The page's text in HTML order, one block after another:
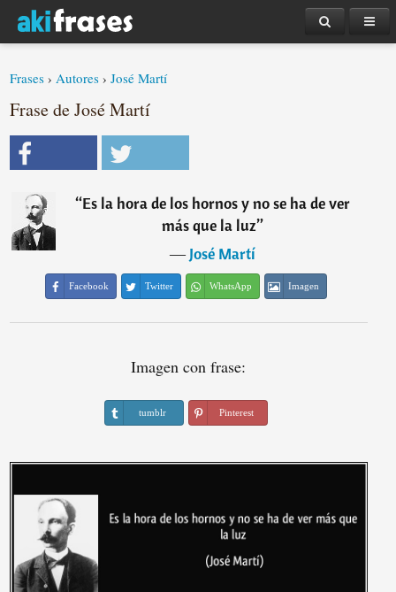
Frases ›Autores ›José Martí
Frase de José Martí
“Es la hora de los hornos y no se ha de ver
más que la luz”
―José Martí
Facebook Twitter WhatsApp Imagen
Imagen con frase:
tumblr Pinterest